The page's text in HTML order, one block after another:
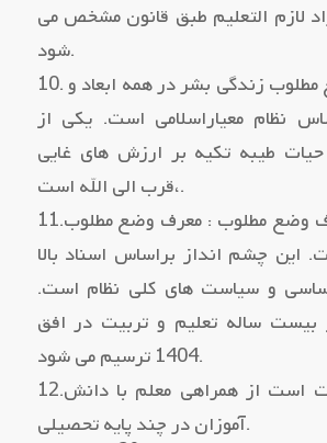
لازم التعلیم طبق قانون مشخص می
شود.
10. حیات طیبه : وضع مطلوب زندگی بشر در همه ابعاد و
نظام معیاراسلامی است. یکی از
طیبه تکیه بر ارزش هاي غایی
،قرب الی اﷲ است.
11.چشم انداز : معرف وضع مطلوب : معرف وضع مطلوب
این چشم انداز براساس اسناد بالا
و سیاست هاي کلی نظام است.
ساله تعلیم و تربیت در افق
1404 ترسیم می شود.
12.نظام دوري: عبارت است از همراهی معلم با دانش
آموزان در چند پایه تحصیلی.